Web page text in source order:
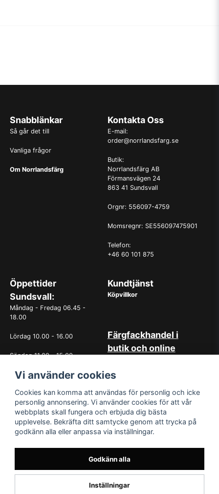
Snabblänkar
Så går det till
Vanliga frågor
Om Norrlandsfärg
Kontakta Oss
E-mail:
order@norrlandsfarg.se
Butik:
Norrlandsfärg AB
Förmansvägen 24
863 41 Sundsvall
Orgnr: 556097-4759
Momsregnr: SE556097475901
Telefon:
+46 60 101 875
Öppettider
Sundsvall:
Måndag - Fredag 06.45 -
18.00
Lördag 10.00 - 16.00
Söndag 11.00 - 15.00
OBS. Avvikande öppettider
Kundtjänst
Köpvillkor
Färgfackhandel i
butik och online
det sedan starten 1965 varit
kundservice. Du kan känna dig
trygg med köp hos oss
oavsett om det är i butiken i
Sundsvall eller online. Det går
lika bra att kontakta oss via
mail eller per telefon. Vår butik
med generösa öppettider har
funnits i över 50år.
Vi använder cookies
Cookies kan komma att användas för personlig och icke
personlig annonsering. Vi använder cookies för att vår
webbplats skall fungera och erbjuda dig bästa
upplevelse. Bekräfta ditt samtycke genom att trycka på
godkänn alla eller anpassa via inställningar.
Godkänn alla
Inställningar